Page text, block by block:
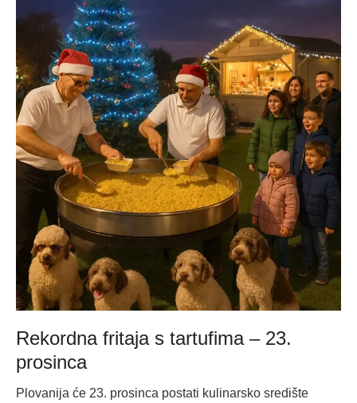
Rekordna fritaja s tartufima – 23.
prosinca
Plovanija će 23. prosinca postati kulinarsko središte